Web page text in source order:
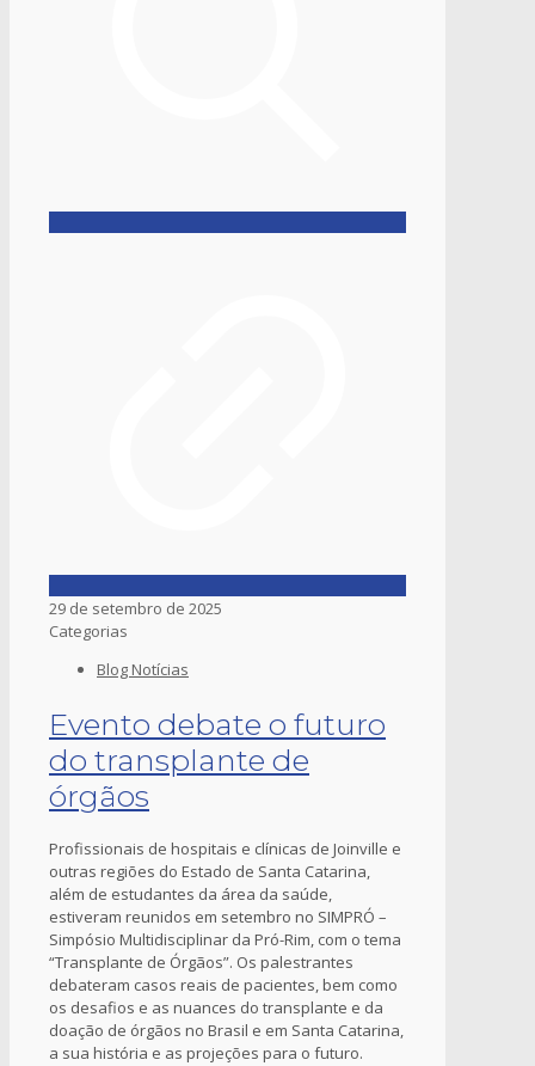
29 de setembro de 2025
Categorias
Blog Notícias
Evento debate o futuro
do transplante de
órgãos
Profissionais de hospitais e clínicas de Joinville e
outras regiões do Estado de Santa Catarina,
além de estudantes da área da saúde,
estiveram reunidos em setembro no SIMPRÓ –
Simpósio Multidisciplinar da Pró-Rim, com o tema
“Transplante de Órgãos”. Os palestrantes
debateram casos reais de pacientes, bem como
os desafios e as nuances do transplante e da
doação de órgãos no Brasil e em Santa Catarina,
a sua história e as projeções para o futuro.